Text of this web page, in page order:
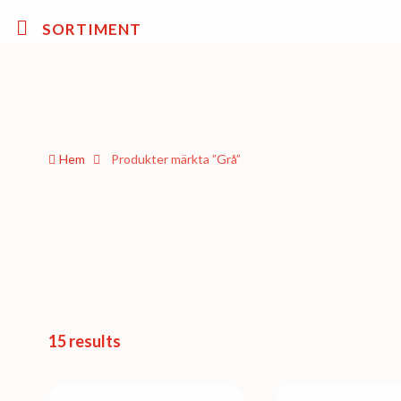
SORTIMENT
Hem Produkter märkta ”Grå”
15 results